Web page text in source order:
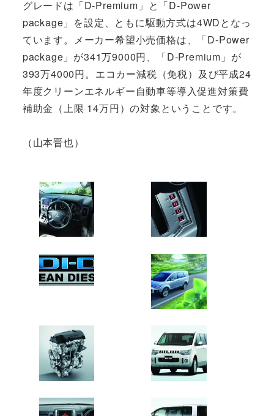
グレードは「D-Premium」と「D-Power
package」を設定、ともに駆動方式は4WDとなっ
ています。メーカー希望小売価格は、「D-Power
package」が341万9000円、「D-Premium」が
393万4000円。エコカー減税（免税）及び平成24
年度クリーンエネルギー自動車等導入促進対策費
補助金（上限 14万円）の対象ということです。
（山本晋也）